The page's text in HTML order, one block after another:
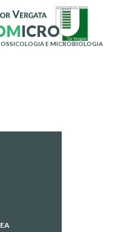
MICRO
E MICROBIOLOGIA